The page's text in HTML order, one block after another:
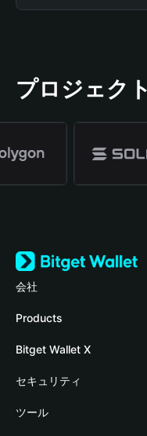
プロジェク
会社
Bitget Walletについて
ブログ
アカデミー
暗号資産ニュース
Products
Crypto Card
Stablecoin Earn
Payfi Crypto
Bitget Wallet X
デベロッパー
ウォレットを接続
セキュリティ
保護基金
ツール